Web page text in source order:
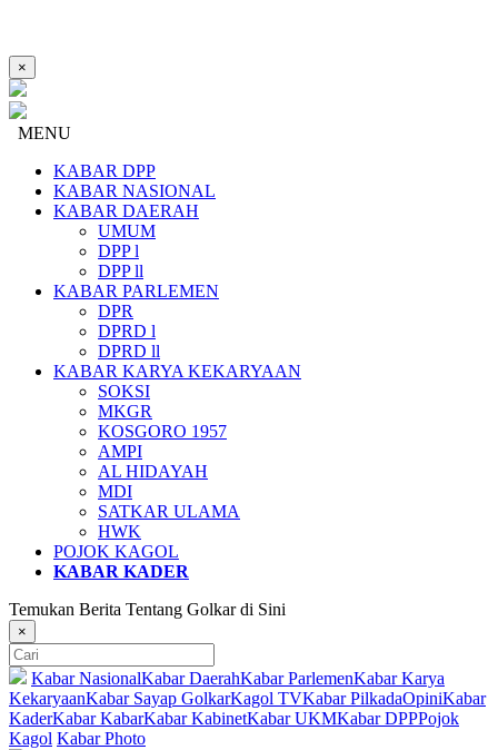
×
MENU
KABAR DPP
KABAR NASIONAL
KABAR DAERAH
UMUM
DPP l
DPP ll
KABAR PARLEMEN
DPR
DPRD l
DPRD ll
KABAR KARYA KEKARYAAN
SOKSI
MKGR
KOSGORO 1957
AMPI
AL HIDAYAH
MDI
SATKAR ULAMA
HWK
POJOK KAGOL
KABAR KADER
Temukan Berita Tentang Golkar di Sini
×
Kabar NasionalKabar DaerahKabar ParlemenKabar Karya
KekaryaanKabar Sayap GolkarKagol TVKabar PilkadaOpiniKabar
KaderKabar KabarKabar KabinetKabar UKMKabar DPPPojok
Kagol Kabar Photo